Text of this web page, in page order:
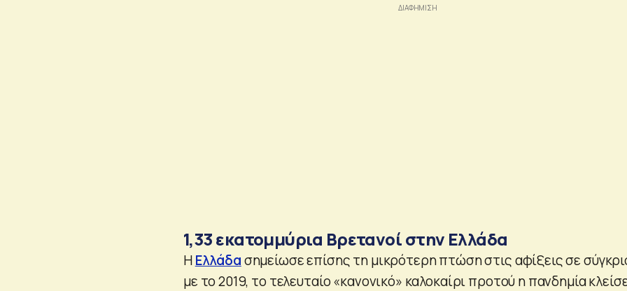
1,33 εκατομμύρια Βρετανοί στην Ελλάδα
ΗΕλλάδασημείωσε επίσης τη μικρότερη πτώση στις αφίξεις σε
με το 2019, το τελευταίο «κανονικό» καλοκαίρι προτού η πανδημία